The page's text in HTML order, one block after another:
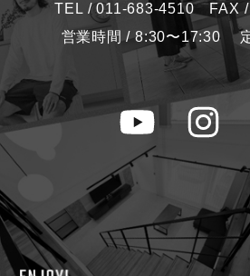
TEL / 011-683-4510 FAX /
営業時間 / 8:30〜17:30